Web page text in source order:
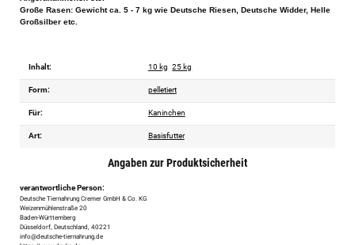
Große Rasen: Gewicht ca. 5 - 7 kg wie Deutsche Riesen, Deutsche Widder, Helle
Großsilber etc.
Inhalt: 10 kg 25 kg
Form: pelletiert
Für: Kaninchen
Art: Basisfutter
Angaben zur Produktsicherheit
verantwortliche Person:
Deutsche Tiernahrung Cremer GmbH & Co. KG
Weizenmühlenstraße 20
Baden-Württemberg
Düsseldorf, Deutschland, 40221
info@deutsche-tiernahrung.de